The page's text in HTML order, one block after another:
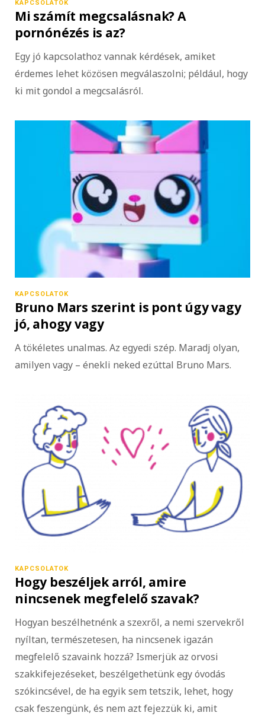
KAPCSOLATOK
Mi számít megcsalásnak? A
pornónézés is az?
Egy jó kapcsolathoz vannak kérdések, amiket
érdemes lehet közösen megválaszolni; például, hogy
ki mit gondol a megcsalásról.
KAPCSOLATOK
Bruno Mars szerint is pont úgy vagy
jó, ahogy vagy
A tökéletes unalmas. Az egyedi szép. Maradj olyan,
amilyen vagy – énekli neked ezúttal Bruno Mars.
KAPCSOLATOK
Hogy beszéljek arról, amire
nincsenek megfelelő szavak?
Hogyan beszélhetnénk a szexről, a nemi szervekről
nyíltan, természetesen, ha nincsenek igazán
megfelelő szavaink hozzá? Ismerjük az orvosi
szakkifejezéseket, beszélgethetünk egy óvodás
szókincsével, de ha egyik sem tetszik, lehet, hogy
csak feszengünk, és nem azt fejezzük ki, amit